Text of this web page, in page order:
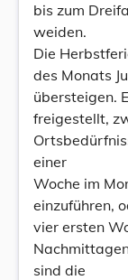
bis zum
weiden.
Die
des Monats
übersteigen.
freigestellt,
einer
Woche im
einzuführen,
vier ersten
sind die